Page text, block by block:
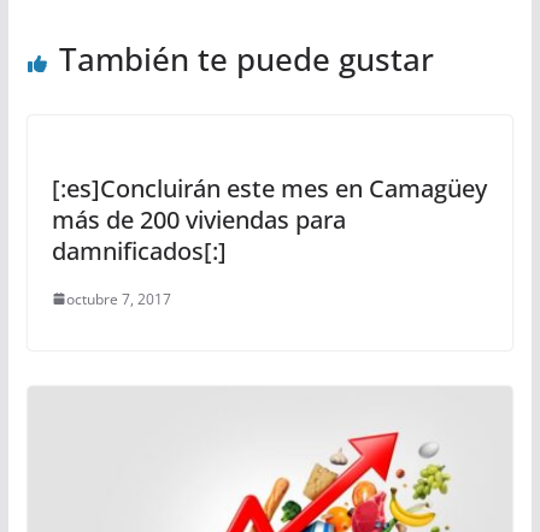
También te puede gustar
[:es]Concluirán este mes en Camagüey
más de 200 viviendas para
damnificados[:]
octubre 7, 2017